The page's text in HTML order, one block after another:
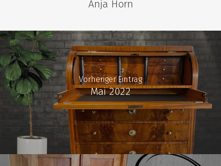
Anja Horn
Vorheriger Eintrag
Mai 2022
Special Offers
Ankauf
Aktuelles / Blog
Unser Laden
Über uns
Kontakt
0641-20102470